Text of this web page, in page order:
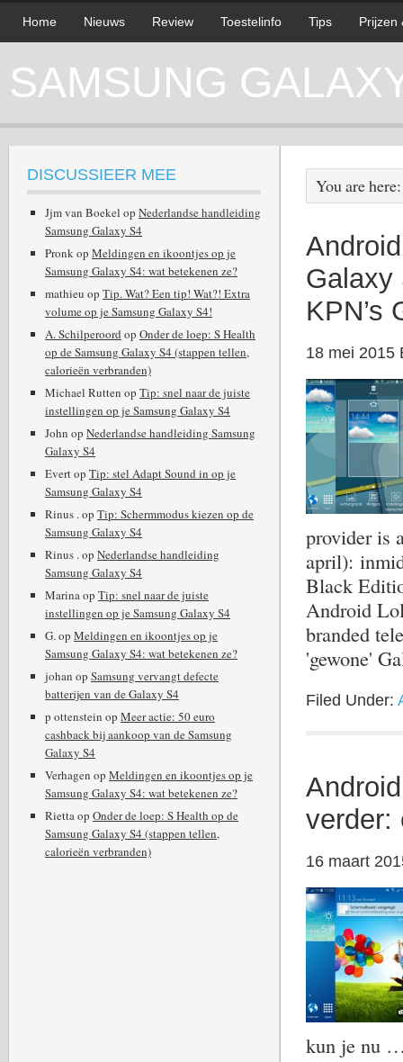
Home Nieuws Review Toestelinfo Tips Prijzen
SAMSUNG
You are
Galaxy
KPN’s
18 mei 2015
provider is
april):
Black
Android
branded
'gewone'
Filed Under:
verder:
16 maart
kun je nu
DISCUSSIEER MEE
Jjm van Boekel op Nederlandse handleiding
Samsung Galaxy S4
Pronkop Meldingen en ikoontjes op je
Samsung Galaxy S4: wat betekenen ze?
mathieu op Tip. Wat? Een tip! Wat?! Extra
volume op je Samsung Galaxy S4!
A. Schilperoord op Onder de loep: S Health
op de Samsung Galaxy S4 (stappen tellen,
calorieën verbranden)
Michael Rutten op Tip: snel naar de juiste
instellingen op je Samsung Galaxy S4
John op Nederlandse handleiding Samsung
Galaxy S4
Evertop Tip: stel Adapt Sound in op je
Samsung Galaxy S4
Rinus .op Tip: Schermmodus kiezen op de
Samsung Galaxy S4
Rinus .op Nederlandse handleiding
Samsung Galaxy S4
Marinaop Tip: snel naar de juiste
instellingen op je Samsung Galaxy S4
G.op Meldingen en ikoontjes op je
Samsung Galaxy S4: wat betekenen ze?
johan op Samsung vervangt defecte
batterijen van de Galaxy S4
p ottenstein op Meer actie: 50 euro
cashback bij aankoop van de Samsung
Galaxy S4
Verhagen op Meldingen en ikoontjes op je
Samsung Galaxy S4: wat betekenen ze?
Riettaop Onder de loep: S Health op de
Samsung Galaxy S4 (stappen tellen,
calorieën verbranden)